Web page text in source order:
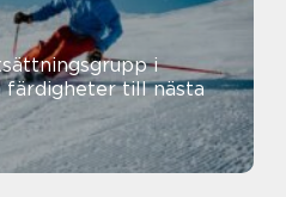
i
färdigheter till nästa